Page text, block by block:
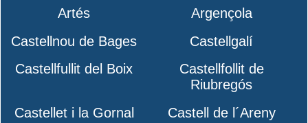
Artés
Argençola
Castellnou de Bages
Castellgalí
Castellfullit del Boix
Castellfollit de
Riubregós
Castellet i la Gornal
Castell de l´Areny